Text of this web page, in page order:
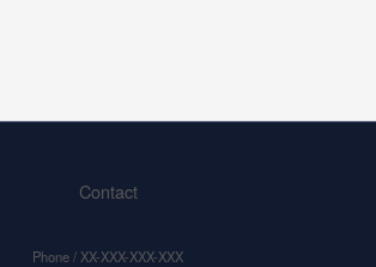
Contact
Phone / XX-XXX-XXX-XXX